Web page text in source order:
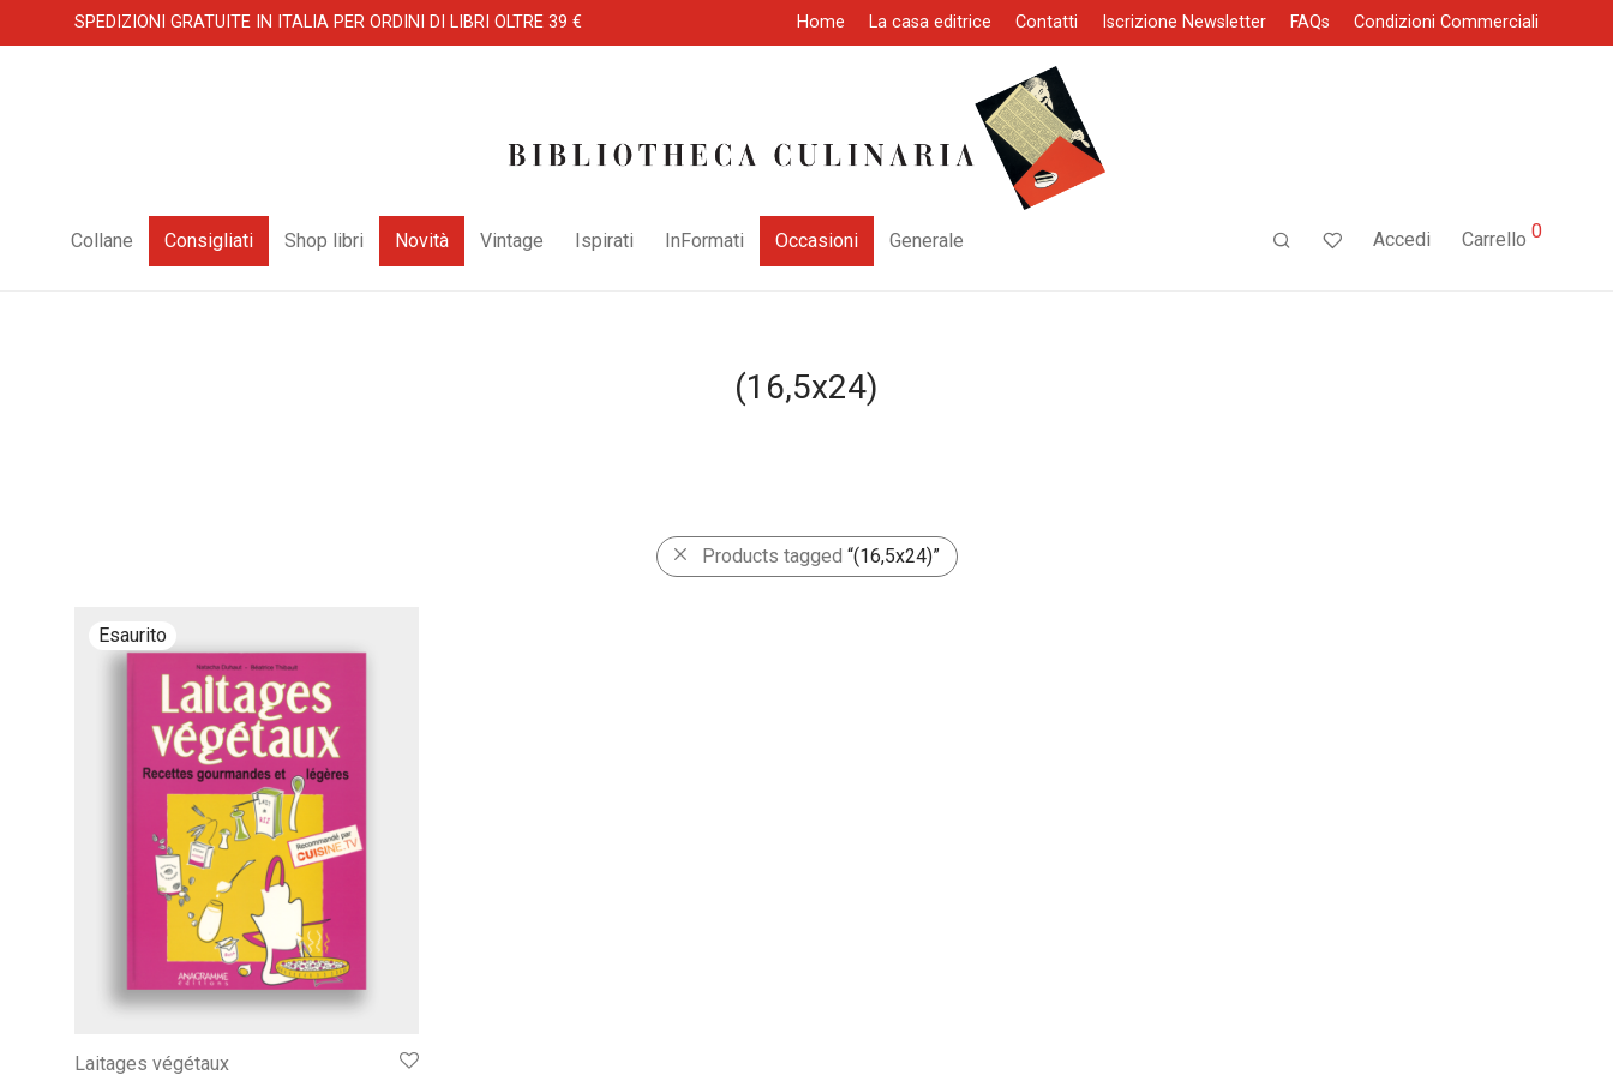
SPEDIZIONI GRATUITE IN ITALIA PER ORDINI DI LIBRI OLTRE 39 € Home La casa editrice Contatti Iscrizione Newsletter FAQs Condizioni Commerciali
Collane Consigliati Shop libri Novità Vintage Ispirati InFormati Occasioni Generale Accedi Carrello 0
(16,5x24)
Products tagged “(16,5x24)”
Laitages végétaux